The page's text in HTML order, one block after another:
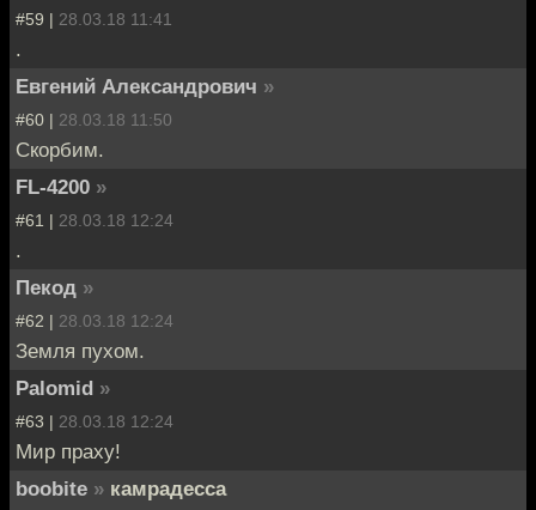
#59 | 28.03.18 11:41
.
Евгений Александрович »
#60 | 28.03.18 11:50
Скорбим.
FL-4200 »
#61 | 28.03.18 12:24
.
Пекод »
#62 | 28.03.18 12:24
Земля пухом.
Palomid »
#63 | 28.03.18 12:24
Мир праху!
boobite » камрадесса